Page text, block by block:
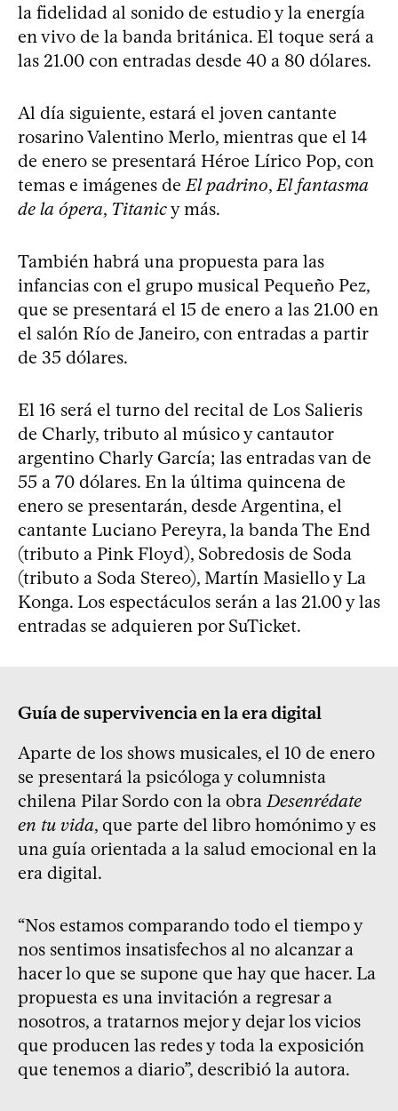
la fidelidad al sonido de estudio y la energía
en vivo de la banda británica. El toque será a
las 21.00 con entradas desde 40 a 80 dólares.
Al día siguiente, estará el joven cantante
rosarino Valentino Merlo, mientras que el 14
de enero se presentará Héroe Lírico Pop, con
temas e imágenes deEl padrino,El fantasma
de la ópera, Titanicy más.
También habrá una propuesta para las
infancias con el grupo musical Pequeño Pez,
que se presentará el 15 de enero a las 21.00 en
el salón Río de Janeiro, con entradas a partir
de 35 dólares.
El 16 será el turno del recital de Los Salieris
de Charly, tributo al músico y cantautor
argentino Charly García; las entradas van de
55 a 70 dólares. En la última quincena de
enero se presentarán, desde Argentina, el
cantante Luciano Pereyra, la banda The End
(tributo a Pink Floyd), Sobredosis de Soda
(tributo a Soda Stereo), Martín Masiello y La
Konga. Los espectáculos serán a las 21.00 y las
entradas se adquieren por SuTicket.
Guía de supervivencia en la era digital
Aparte de los shows musicales, el 10 de enero
se presentará la psicóloga y columnista
chilena Pilar Sordo con la obra Desenrédate
en tu vida, que parte del libro homónimo y es
una guía orientada a la salud emocional en la
era digital.
“Nos estamos comparando todo el tiempo y
nos sentimos insatisfechos al no alcanzar a
hacer lo que se supone que hay que hacer. La
propuesta es una invitación a regresar a
nosotros, a tratarnos mejor y dejar los vicios
que producen las redes y toda la exposición
que tenemos a diario”, describió la autora.